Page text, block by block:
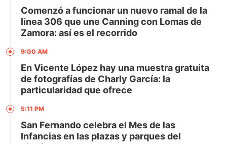
Comenzó a funcionar un nuevo ramal de la
línea 306 que une Canning con Lomas de
Zamora: así es el recorrido
9:00 AM
En Vicente López hay una muestra gratuita
de fotografías de Charly García: la
particularidad que ofrece
5:11 PM
San Fernando celebra el Mes de las
Infancias en las plazas y parques del